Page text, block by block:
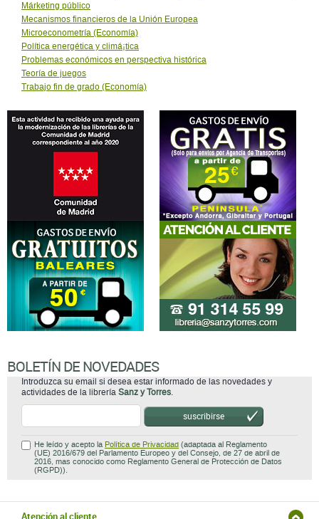
Márketing público
Mecanismos financieros de la Unión Europea
Microeconometrí­a (Economía)
Política energética y climá¡tica
Problemas económicos en perspectiva histórica
Teoría de juegos
Trabajo fin de grado (Economí­a)
BOLETÍN DE NOVEDADES
Introduzca su email si desea estar informado de las novedades y
actividades de la librería Sanz y Torres.
suscribirse
He leído y acepto la Política de Privacidad (adaptada al Reglamento
(UE) 2016/679 del Parlamento Europeo y del Consejo, de 27 de abril de
2016, mas conocido como Reglamento General de Protección de Datos
(RGPD)).
Atención al cliente